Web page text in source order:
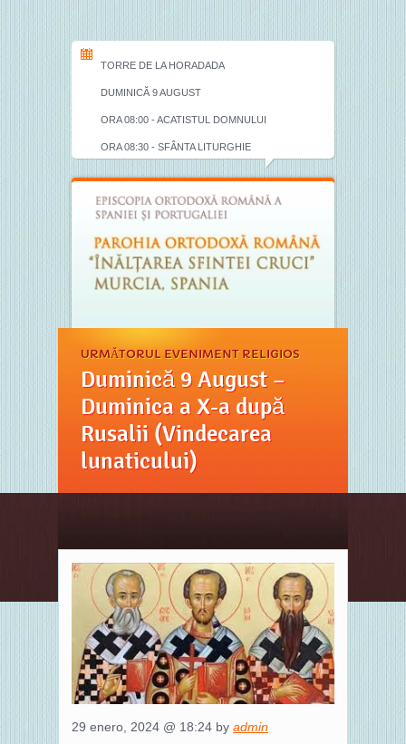
TORRE DE LA HORADADA
DUMINICĂ 9 AUGUST
ORA 08:00 - ACATISTUL DOMNULUI
ORA 08:30 - SFÂNTA LITURGHIE
URMĂTORUL EVENIMENT RELIGIOS
Duminică 9 August –
Duminica a X-a după
Rusalii (Vindecarea
lunaticului)
29 enero, 2024 @ 18:24 by admin